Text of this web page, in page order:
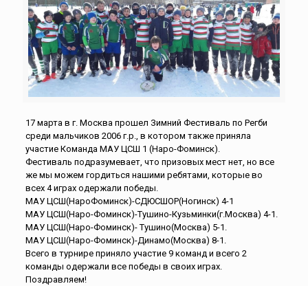
17 марта в г. Москва прошел Зимний Фестиваль по Регби
среди мальчиков 2006 г.р., в котором также приняла
участие Команда МАУ ЦСШ 1 (Наро-Фоминск).
Фестиваль подразумевает, что призовых мест нет, но все
же мы можем гордиться нашими ребятами, которые во
всех 4 играх одержали победы.
МАУ ЦСШ(НароФоминск)-СДЮСШОР(Ногинск) 4-1
МАУ ЦСШ(Наро-Фоминск)-Тушино-Кузьминки(г.Москва) 4-1.
МАУ ЦСШ(Наро-Фоминск)- Тушино(Москва) 5-1.
МАУ ЦСШ(Наро-Фоминск)-Динамо(Москва) 8-1.
Всего в турнире приняло участие 9 команд и всего 2
команды одержали все победы в своих играх.
Поздравляем!